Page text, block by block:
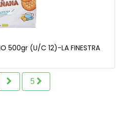
500gr (U/C 12)-LA FINESTRA
5